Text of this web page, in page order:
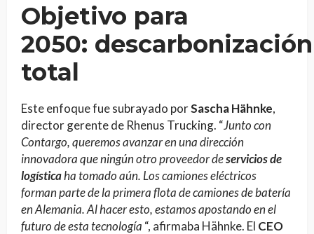
Objetivo para
2050: descarbonización
total
Este enfoque fue subrayado porSascha Hähnke,
director gerente de Rhenus Trucking. “Junto con
Contargo, queremos avanzar en una dirección
innovadora que ningún otro proveedor deservicios de
logísticaha tomado aún. Los camiones eléctricos
forman parte de la primera flota de camiones de batería
en Alemania. Al hacer esto, estamos apostando en el
futuro de esta tecnología “, afirmaba Hähnke. El CEO